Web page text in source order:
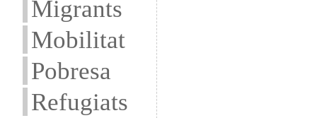
Migrants
Mobilitat
Pobresa
Refugiats